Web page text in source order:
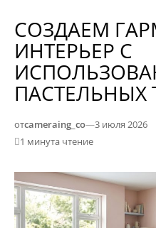
СОЗДАЕМ
ИНТЕРЬЕР С
ПАСТЕЛЬНЫХ
отcameraing_co—3 июля 2026
1 минута чтение